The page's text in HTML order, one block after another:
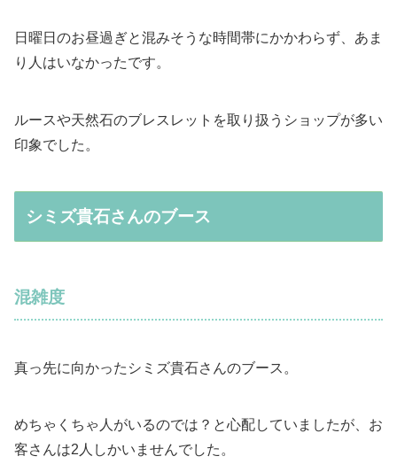
日曜日のお昼過ぎと混みそうな時間帯にかかわらず、あま
り人はいなかったです。
ルースや天然石のブレスレットを取り扱うショップが多い
印象でした。
シミズ貴石さんのブース
混雑度
真っ先に向かったシミズ貴石さんのブース。
めちゃくちゃ人がいるのでは？と心配していましたが、お
客さんは2人しかいませんでした。